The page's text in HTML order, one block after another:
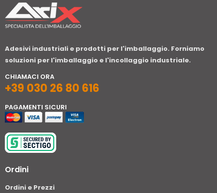
Adesivi industriali e prodotti per l'imballaggio. Forniamo
soluzioni per l'imballaggio e l'incollaggio industriale.
CHIAMACI ORA
+39 030 26 80 616
PAGAMENTI SICURI
Ordini
Ordini e Prezzi